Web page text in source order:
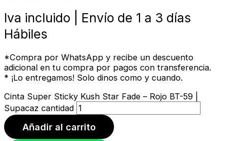
Iva incluido | Envío de 1 a 3 días
Hábiles
*Compra por WhatsApp y recibe un descuento
adicional en tu compra por pagos con transferencia.
* ¡Lo entregamos! Solo dinos como y cuando.
Cinta Super Sticky Kush Star Fade – Rojo BT-59 |
Supacaz cantidad
Añadir al carrito